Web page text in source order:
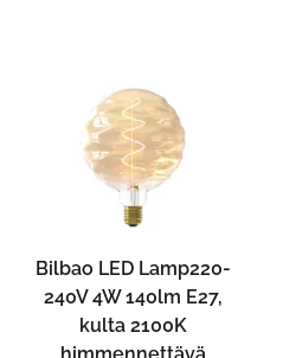
Bilbao LED Lamp220-
240V 4W 140lm E27,
kulta 2100K